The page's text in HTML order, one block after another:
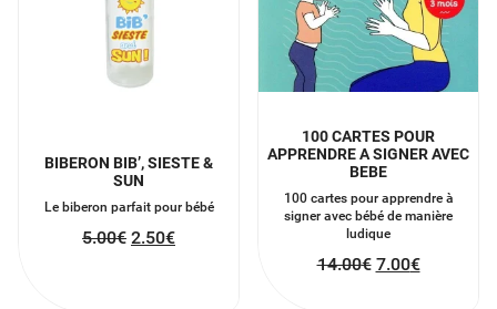
BIBERON BIB’, SIESTE &
SUN
Le biberon parfait pour bébé
5.00€ 2.50€
100 CARTES POUR
APPRENDRE A SIGNER AVEC
BEBE
100 cartes pour apprendre à
signer avec bébé de manière
ludique
14.00€ 7.00€